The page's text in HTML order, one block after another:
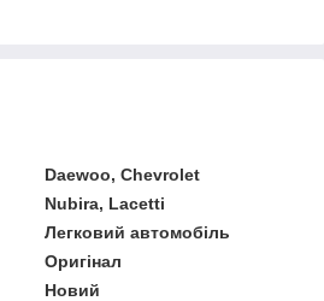
Daewoo, Chevrolet
Nubira, Lacetti
Легковий автомобіль
Оригінал
Новий